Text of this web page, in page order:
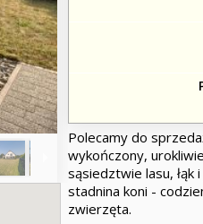
Polecamy do
wykończony,
sąsiedztwie lasu, łąk
stadnina koni -
zwierzęta.